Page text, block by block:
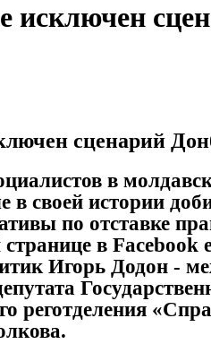
исключен
сценарий
в
в своей истории
по отставке
в Facebook
Игорь Додон -
реготделения